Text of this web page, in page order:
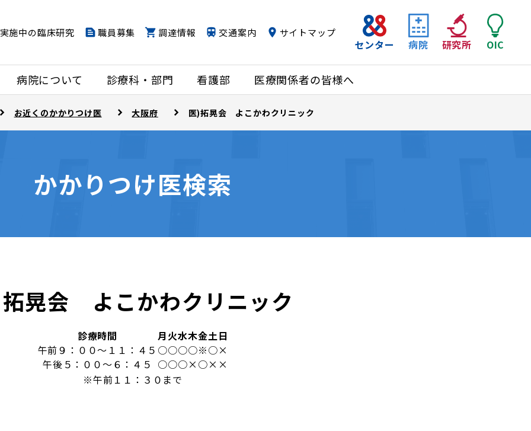
病院について 診療科・部門 看護部 医療関係者の皆様へ
センター 病院 研究所 OIC
実施中の臨床研究 職員募集 調達情報 交通案内 サイトマップ
お近くのかかりつけ医 大阪府 医)拓晃会 よこかわクリニック
かかりつけ医検索
晃会 よこかわクリニック
診療時間 月火水木金土日
午前９：００～１１：４５ ○○○○※○×
午後５：００～６：４５ ○○○× ○× ×
※午前１１：３０まで